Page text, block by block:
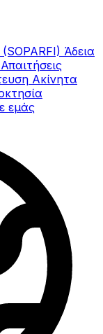
Άδεια
Απαιτήσεις
Ακίνητα
εμάς